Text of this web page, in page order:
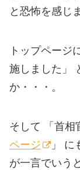
と恐怖を感じ
トップページ
施しました」
か・・・。
そして 「首相
ページ
」 に
が一言でいう